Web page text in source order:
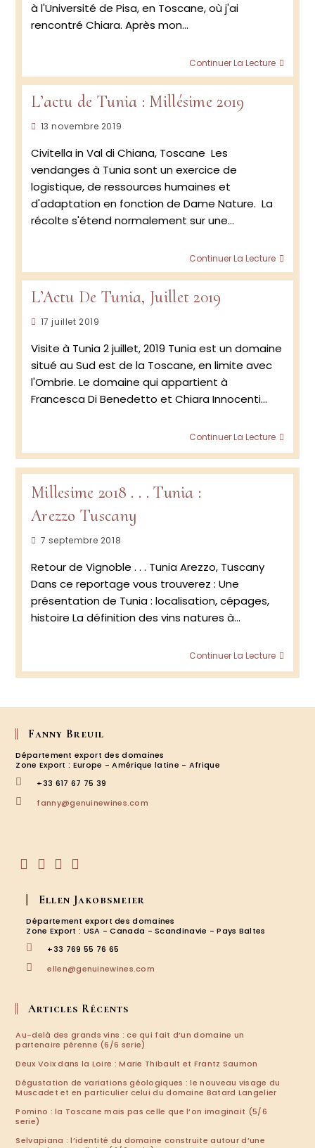
à l'Université de Pisa, en Toscane, où j'ai
rencontré Chiara. Après mon…
Continuer La Lecture
avec
les
L’actu de Tunia : Millésime 2019
Publication
13 novembre 2019
Civitella in Val di Chiana, Toscane Les
vendanges à Tunia sont un exercice de
logistique, de ressources humaines et
d'adaptation en fonction de Dame Nature. La
récolte s'étend normalement sur une…
Continuer La Lecture
de
Tunia
L’Actu De Tunia, Juillet 2019
Publication
17 juillet 2019
Visite à Tunia 2 juillet, 2019 Tunia est un domaine
situé au Sud est de la Toscane, en limite avec
l'Ombrie. Le domaine qui appartient à
Francesca Di Benedetto et Chiara Innocenti…
Continuer La Lecture
Tunia,
Juillet
Millesime 2018 . . . Tunia :
Arezzo Tuscany
Publication
7 septembre 2018
Retour de Vignoble . . . Tunia Arezzo, Tuscany
Dans ce reportage vous trouverez : Une
présentation de Tunia : localisation, cépages,
histoire La définition des vins natures à…
Continuer La Lecture
.
.
Fanny Breuil
Département export des domaines
Zone Export : Europe - Amérique latine - Afrique
+33 617 67 75 39
fanny@genuinewines.com
dans
un
nouvel
onglet
un
nouvel
onglet
un
nouvel
onglet
un
nouvel
onglet
Ellen Jakobsmeier
Département export des domaines
Zone Export : USA - Canada - Scandinavie - Pays Baltes
+33 769 55 76 65
ellen@genuinewines.com
Articles Récents
Au-delà des grands vins : ce qui fait d’un domaine un
partenaire pérenne (6/6 serie)
Deux Voix dans la Loire : Marie Thibault et Frantz Saumon
Dégustation de variations géologiques : le nouveau visage du
Muscadet et en particulier celui du domaine Batard Langelier
Pomino : la Toscane mais pas celle que l’on imaginait (5/6
serie)
Selvapiana : l’identité du domaine construite autour d’une